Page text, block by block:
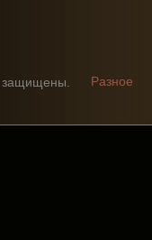
защищены. Разное